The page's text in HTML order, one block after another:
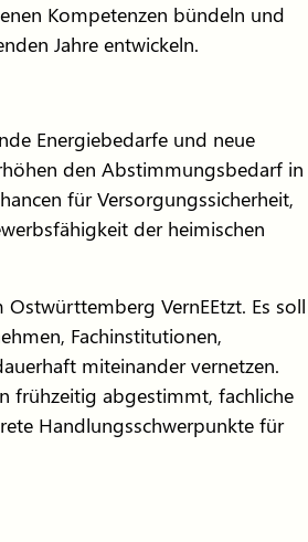
Kompetenzen bündeln und
Jahre entwickeln.
Energiebedarfe und neue
den Abstimmungsbedarf in
für Versorgungssicherheit,
der heimischen
VernEEtzt. Es soll
Fachinstitutionen,
miteinander vernetzen.
frühzeitig abgestimmt, fachliche
Handlungsschwerpunkte für